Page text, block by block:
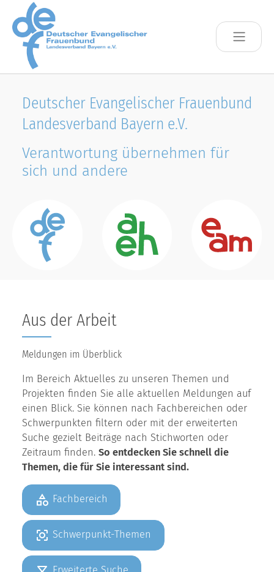
Skip to main content
Deutscher Evangelischer Frauenbund
Landesverband Bayern e.V.
Verantwortung übernehmen für
sich und andere
Aus der Arbeit
Meldungen im Überblick
Im Bereich Aktuelles zu unseren Themen und
Projekten finden Sie alle aktuellen Meldungen auf
einen Blick. Sie können nach Fachbereichen oder
Schwerpunkten filtern oder mit der erweiterten
Suche gezielt Beiträge nach Stichworten oder
Zeitraum finden. So entdecken Sie schnell die
Themen, die für Sie interessant sind.
Fachbereich
Schwerpunkt-Themen